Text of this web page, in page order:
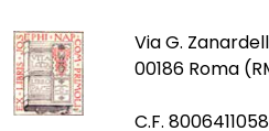
Via G.
00186 Roma
C.F.